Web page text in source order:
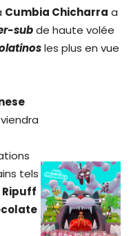
Cumbia Chicharra a
subde haute volée
les plus en vue
tels
Ripuff